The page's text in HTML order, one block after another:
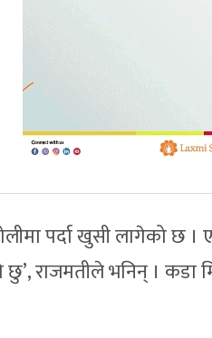
पर्दा खुसी लागेको छ
राजमतीले भनिन् । कडा